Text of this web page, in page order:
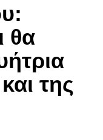
θα
της